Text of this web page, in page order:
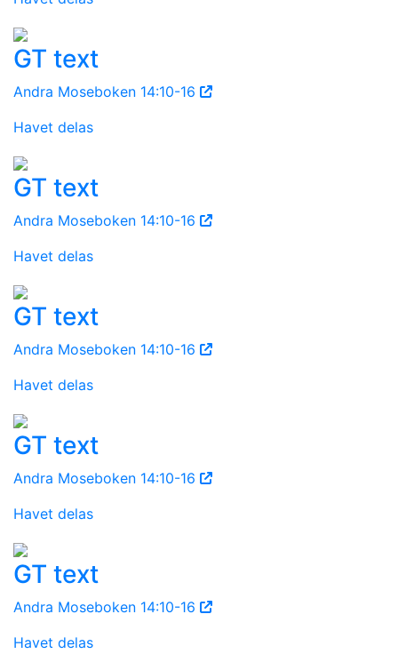
GT text
Andra Moseboken 14:10-16
Havet delas
GT text
Andra Moseboken 14:10-16
Havet delas
GT text
Andra Moseboken 14:10-16
Havet delas
GT text
Andra Moseboken 14:10-16
Havet delas
GT text
Andra Moseboken 14:10-16
Havet delas